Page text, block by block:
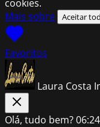
cookies.
Mais sobre
Aceitar
Favoritos
Laura Costa
Olá, tudo bem?06:24